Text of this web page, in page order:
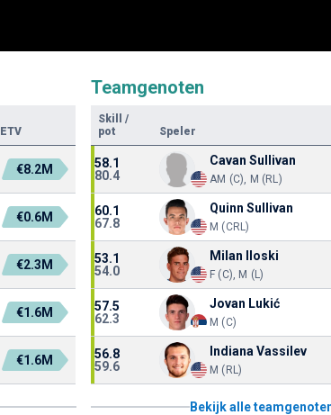
ETV
€8.2M
€0.6M
€2.3M
€1.6M
€1.6M
Teamgenoten
Skill
/
pot
Speler
58.1
80.4
Cavan Sullivan
AM (C), M (RL)
60.1
67.8
Quinn Sullivan
M (CRL)
53.1
54.0
Milan Iloski
F (C), M (L)
57.5
62.3
Jovan Lukić
M (C)
56.8
59.6
Indiana Vassilev
M (RL)
Bekijk alle